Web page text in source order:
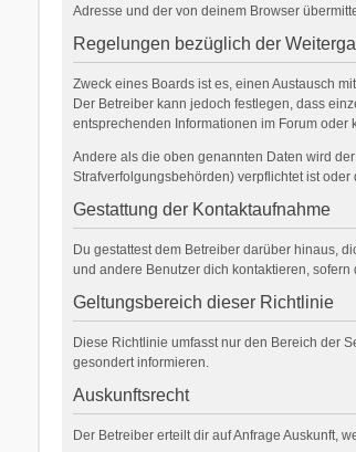
Adresse und der von deinem Browser
Regelungen bezüglich der
Zweck eines Boards ist es, einen Austausch
Der Betreiber kann jedoch festlegen, dass
entsprechenden Informationen im Forum oder
Andere als die oben genannten Daten wird
Strafverfolgungsbehörden) verpflichtet ist
Gestattung der Kontaktaufnahme
Du gestattest dem Betreiber darüber hinaus,
und andere Benutzer dich kontaktieren,
Geltungsbereich dieser Richtlinie
Diese Richtlinie umfasst nur den Bereich der
gesondert informieren.
Auskunftsrecht
Der Betreiber erteilt dir auf Anfrage Auskunft,